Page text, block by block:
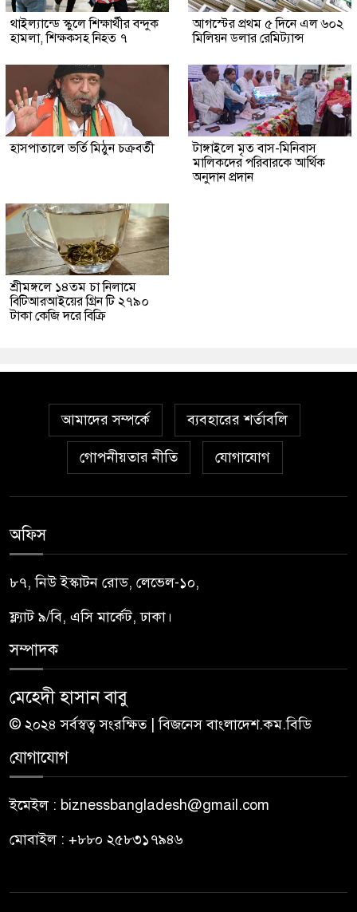
থাইল্যান্ডে স্কুলে শিক্ষার্থীর বন্দুক
হামলা, শিক্ষকসহ নিহত ৭
আগস্টের প্রথম ৫ দিনে এল ৬০২
মিলিয়ন ডলার রেমিট্যান্স
হাসপাতালে ভর্তি মিঠুন চক্রবর্তী
টাঙ্গাইলে মৃত বাস-মিনিবাস
মালিকদের পরিবারকে আর্থিক
অনুদান প্রদান
শ্রীমঙ্গলে ১৪তম চা নিলামে
বিটিআরআইয়ের গ্রিন টি ২৭৯০
টাকা কেজি দরে বিক্রি
আমাদের সম্পর্কে ব্যবহারের শর্তাবলি
গোপনীয়তার নীতি যোগাযোগ
অফিস
৮৭, নিউ ইস্কাটন রোড, লেভেল-১০,
ফ্ল্যাট ৯/বি, এসি মার্কেট, ঢাকা।
সম্পাদক
মেহেদী হাসান বাবু
© ২০২৪ সর্বস্বত্ব সংরক্ষিত | বিজনেস বাংলাদেশ.কম.বিডি
যোগাযোগ
ইমেইল : biznessbangladesh@gmail.com
মোবাইল : +৮৮০ ২৫৮৩১৭৯৪৬